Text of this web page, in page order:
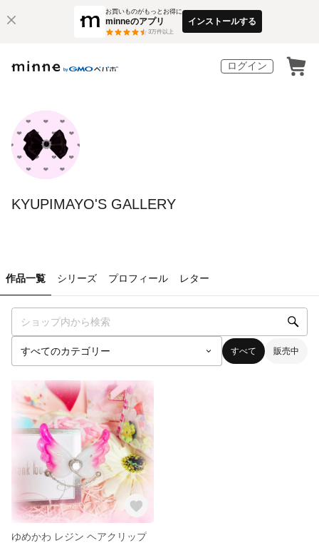
お買いものがもっとお得に
minneのアプリ
3万件以上
インストールする
ログイン
KYUPIMAYO'S GALLERY
作品一覧 シリーズ プロフィール レター
すべて 販売中
ゆめかわ レジン ヘアクリップ